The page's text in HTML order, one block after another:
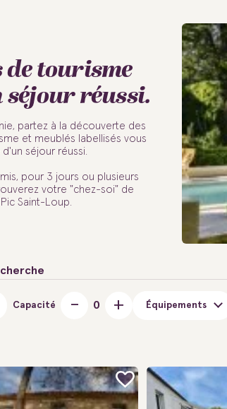
de tourisme
réussi.
partez à la découverte des
et meublés labellisés vous
séjour réussi.
pour 3 jours ou plusieurs
votre "chez-soi" de
Saint-Loup.
Capacité Équipements